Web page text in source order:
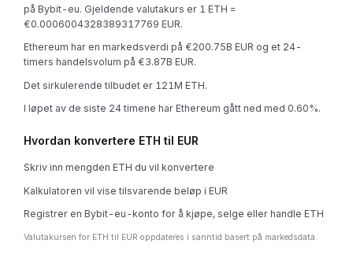
på Bybit-eu. Gjeldende valutakurs er 1 ETH =
€0.0006004328389317769 EUR.
Ethereum har en markedsverdi på €200.75B EUR og et 24-
timers handelsvolum på €3.87B EUR.
Det sirkulerende tilbudet er 121M ETH.
I løpet av de siste 24 timene har Ethereum gått ned med 0.60%.
Hvordan konvertere ETH til EUR
Skriv inn mengden ETH du vil konvertere
Kalkulatoren vil vise tilsvarende beløp i EUR
Registrer en Bybit-eu-konto for å kjøpe, selge eller handle ETH
Valutakursen for ETH til EUR oppdateres i sanntid basert på markedsdata.